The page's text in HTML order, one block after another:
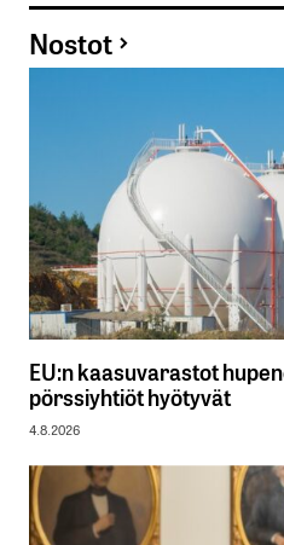
Nostot
EU:n kaasuvarastot
pörssiyhtiöt hyötyvät
4.8.2026